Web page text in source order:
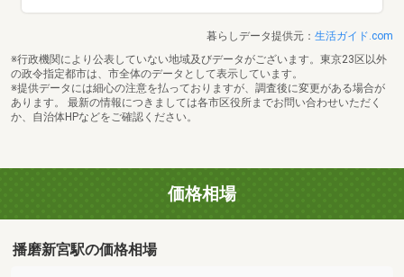
暮らしデータ提供元： 生活ガイド.com
※行政機関により公表していない地域及びデータがございます。東京23区以外
の政令指定都市は、市全体のデータとして表示しています。
※提供データには細心の注意を払っておりますが、調査後に変更がある場合が
あります。 最新の情報につきましては各市区役所までお問い合わせいただく
か、自治体HPなどをご確認ください。
価格相場
播磨新宮駅の価格相場